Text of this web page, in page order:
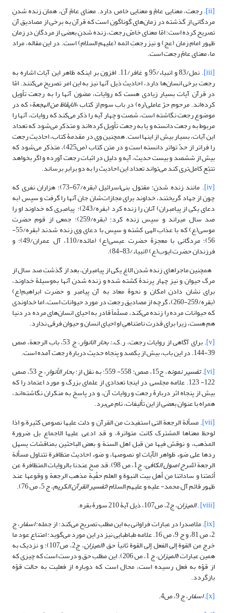
[ii] . رجعت، معنایی عامّ و معنایی خاص دارد. معنای عامّ آن، همان زنده شدنِ
مردگانی از گذشته در زمان‌های گوناگون است که قرآن به برخی از مصادیق آن
تصریح کرده است؛ امّا معنای خاصّ رجعت، زنده شدنِ بعضی از مردگان در زمان
ظهور امام زمان (عج) و نیز رجعتِ ائمه (علیهم السلام) است. در این مقاله، مراد
ما، معنای عامّ رجعت است.
[iii]
. نمل/83 و انبیاء/95 و غافر/11. افزون بر اینکه ظاهر این آیات اشاره به
رجعت برخی انسان‌ها دارد، احادیث ذیل آنها نیز به این امر تصریح می‌کنند. امّا
در قرآن آیات بسیار زیادی هست که روایات، مضون آنها را به رجعت تأویل
کرده‌اند. مرحوم حرّ عاملی(ره) در باب سوم از کتاب «الایقاظ من الهجعة» که در
موضوع رجعت نگاشته است، شصت و چهار آیه را ذکر می‌کند که روایات، آنها را
مربوط به رجعت دانسته و یا به رجعت تأویل کرده‌اند و متذکر می‌شود که تعداد
این آیات، بسیار بیش از اینها است. همچنین وی در مقدمۀ کتاب، احادیث رجعت
را فراتر از حدّ تواتر دانسته است و در متن کتاب (ص425)، متذکر می‌شود که
بیش از ششصد و بیست حدیث، آیه و دلیل در اثبات رجعت آورده و اگر بخواهد
تتبّع کامل‌تری کند می‌تواند تعداد این احادیث را به دو برابر برساند.
[iv]
. مانند زنده شدنِ: مقتول بنی‌اسرائیل (بقره/67-73)؛ هزاران نفری که
چون از جهاد گریختند، خداوند برای مجازات‌شان جان آنها را گرفت و سپس (به
دعای یکی از پیامبران) آنان را زنده کرد (بقره/243)؛ پیامبری که خداوند او را
صد سال میراند و سپس زنده کرد؛ (بقره/259)؛ جمعی از قوم حضرت
موسی(ع) که با عذاب الهی کشته و سپس با دعای وی زنده شدند (بقره/55-
56)؛ مردگانی با معجزۀ حضرت عیسی(ع) (مائده/110، آل عمران/49)؛ و
فرزندان حضرت ایوب(ع) (انبیاء/83-84).
همچنین ماجراهای زنده شدن الاغ یکی از پیامبران، بعد از گذشتِ صد سال از
مرگ حیوان و نیز چهار پرندۀ کشته شده و زنده شدن آنها به‌وسیلۀ خداوند،
برای نشان دادن امکان و نحوۀ معاد به آن پیامبر و حضرت ابراهیم(ع)
(بقره/259-260)، گرچه از مصادیق رجعت در مورد حیوانات است، اما خداوندی
که حیوانات مرده را زنده می‌کند، مسلّماً قادر به احیای انسان‌های مرده در دنیا
هم هست، زیرا برای قدرت نامتناهیِ او احیای انسان و حیوان فرقی ندارد.
[v] . برای آگاهی از روایات رجعت، ر.ک.: بحار الانوار ، ج 53، باب الرجعة، صص
39-144. در این باب، بیش از یکصد و پنجاه حدیث دربارة رجعت آمده است.
[vi]
.تفسیر نمونه، ج‏15، صص: 558- 559؛ به نقل از: بحار الأنوار ، ج 53، صص
122- 123. علامه مجلسی در اینجا تعدادی از علمای بزرگ و مورد اعتماد را که
بیش از پنجاه اثر دربارۀ رجعت و روایات آن، و در پاسخ به منکران نگاشته‌اند،
همراه با عنوان بعضی از این تألیفات، نام می‌برد.
[vii]
. مسألة الرجعة التى استفیدت من القرآن و دلت علیها نصوص کثیرة،و اذا
لوحظ‍‌ معناها المشترک کانت متواترة، و قد ادعى علیها الاجماع بل ضرورة
المذهب، و نوقش فیها من قبل اهل السنة و بعض الباحثین بمناقشات یسهل
ردها على ضوء ظواهر الآیات او نصوصها، و ضوء احادیث متظافرة تتناول مسألة
الرجعة (شرح اصول الکافی ، ج1، ص 98). قد صح عندنا بالروایات المتظافرة عن
أئمتنا و ساداتنا من أهل بیت النبوة و العلم حقّیة مذهب الرجعة و وقوعها عند
ظهور قائم آل محمد- علیه و علیهم السلام (تفسیر القرآن الکریم، ج 5، ص 76).
[viii]
.المیزان، ج2، ص107، ذیل آیۀ 210 سورۀ بقره.
[ix]
. ملاصدرا در عبارات فراوانی به این مطلب تصریح می‌کند؛ از جمله:اسفار، ج
2، ص 81، و ج 9، ص 16. علامه طباطبایی نیز در این مورد می‌گوید: امتناع عود ما
خرج من القوة إلى الفعل إلى القوة ثانیاً حق (المیزان ، ج2، ص107)؛ و نزدیک به
همین عبارات (المیزان ، ج 1، ص 206). این مطلب حق و درست است که چیزی که
از قوّه به فعل رسیده است، محال است که دوباره از فعلیت به حالت قوّه
بازگردد.
[x]
.اسفار، ج 9، ص4.